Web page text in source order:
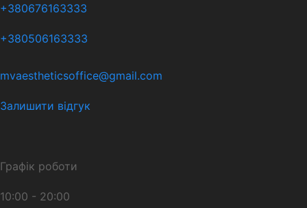
+380676163333
+380506163333
mvaestheticsoffice@gmail.com
Залишити відгук
Графік роботи
10:00 - 20:00